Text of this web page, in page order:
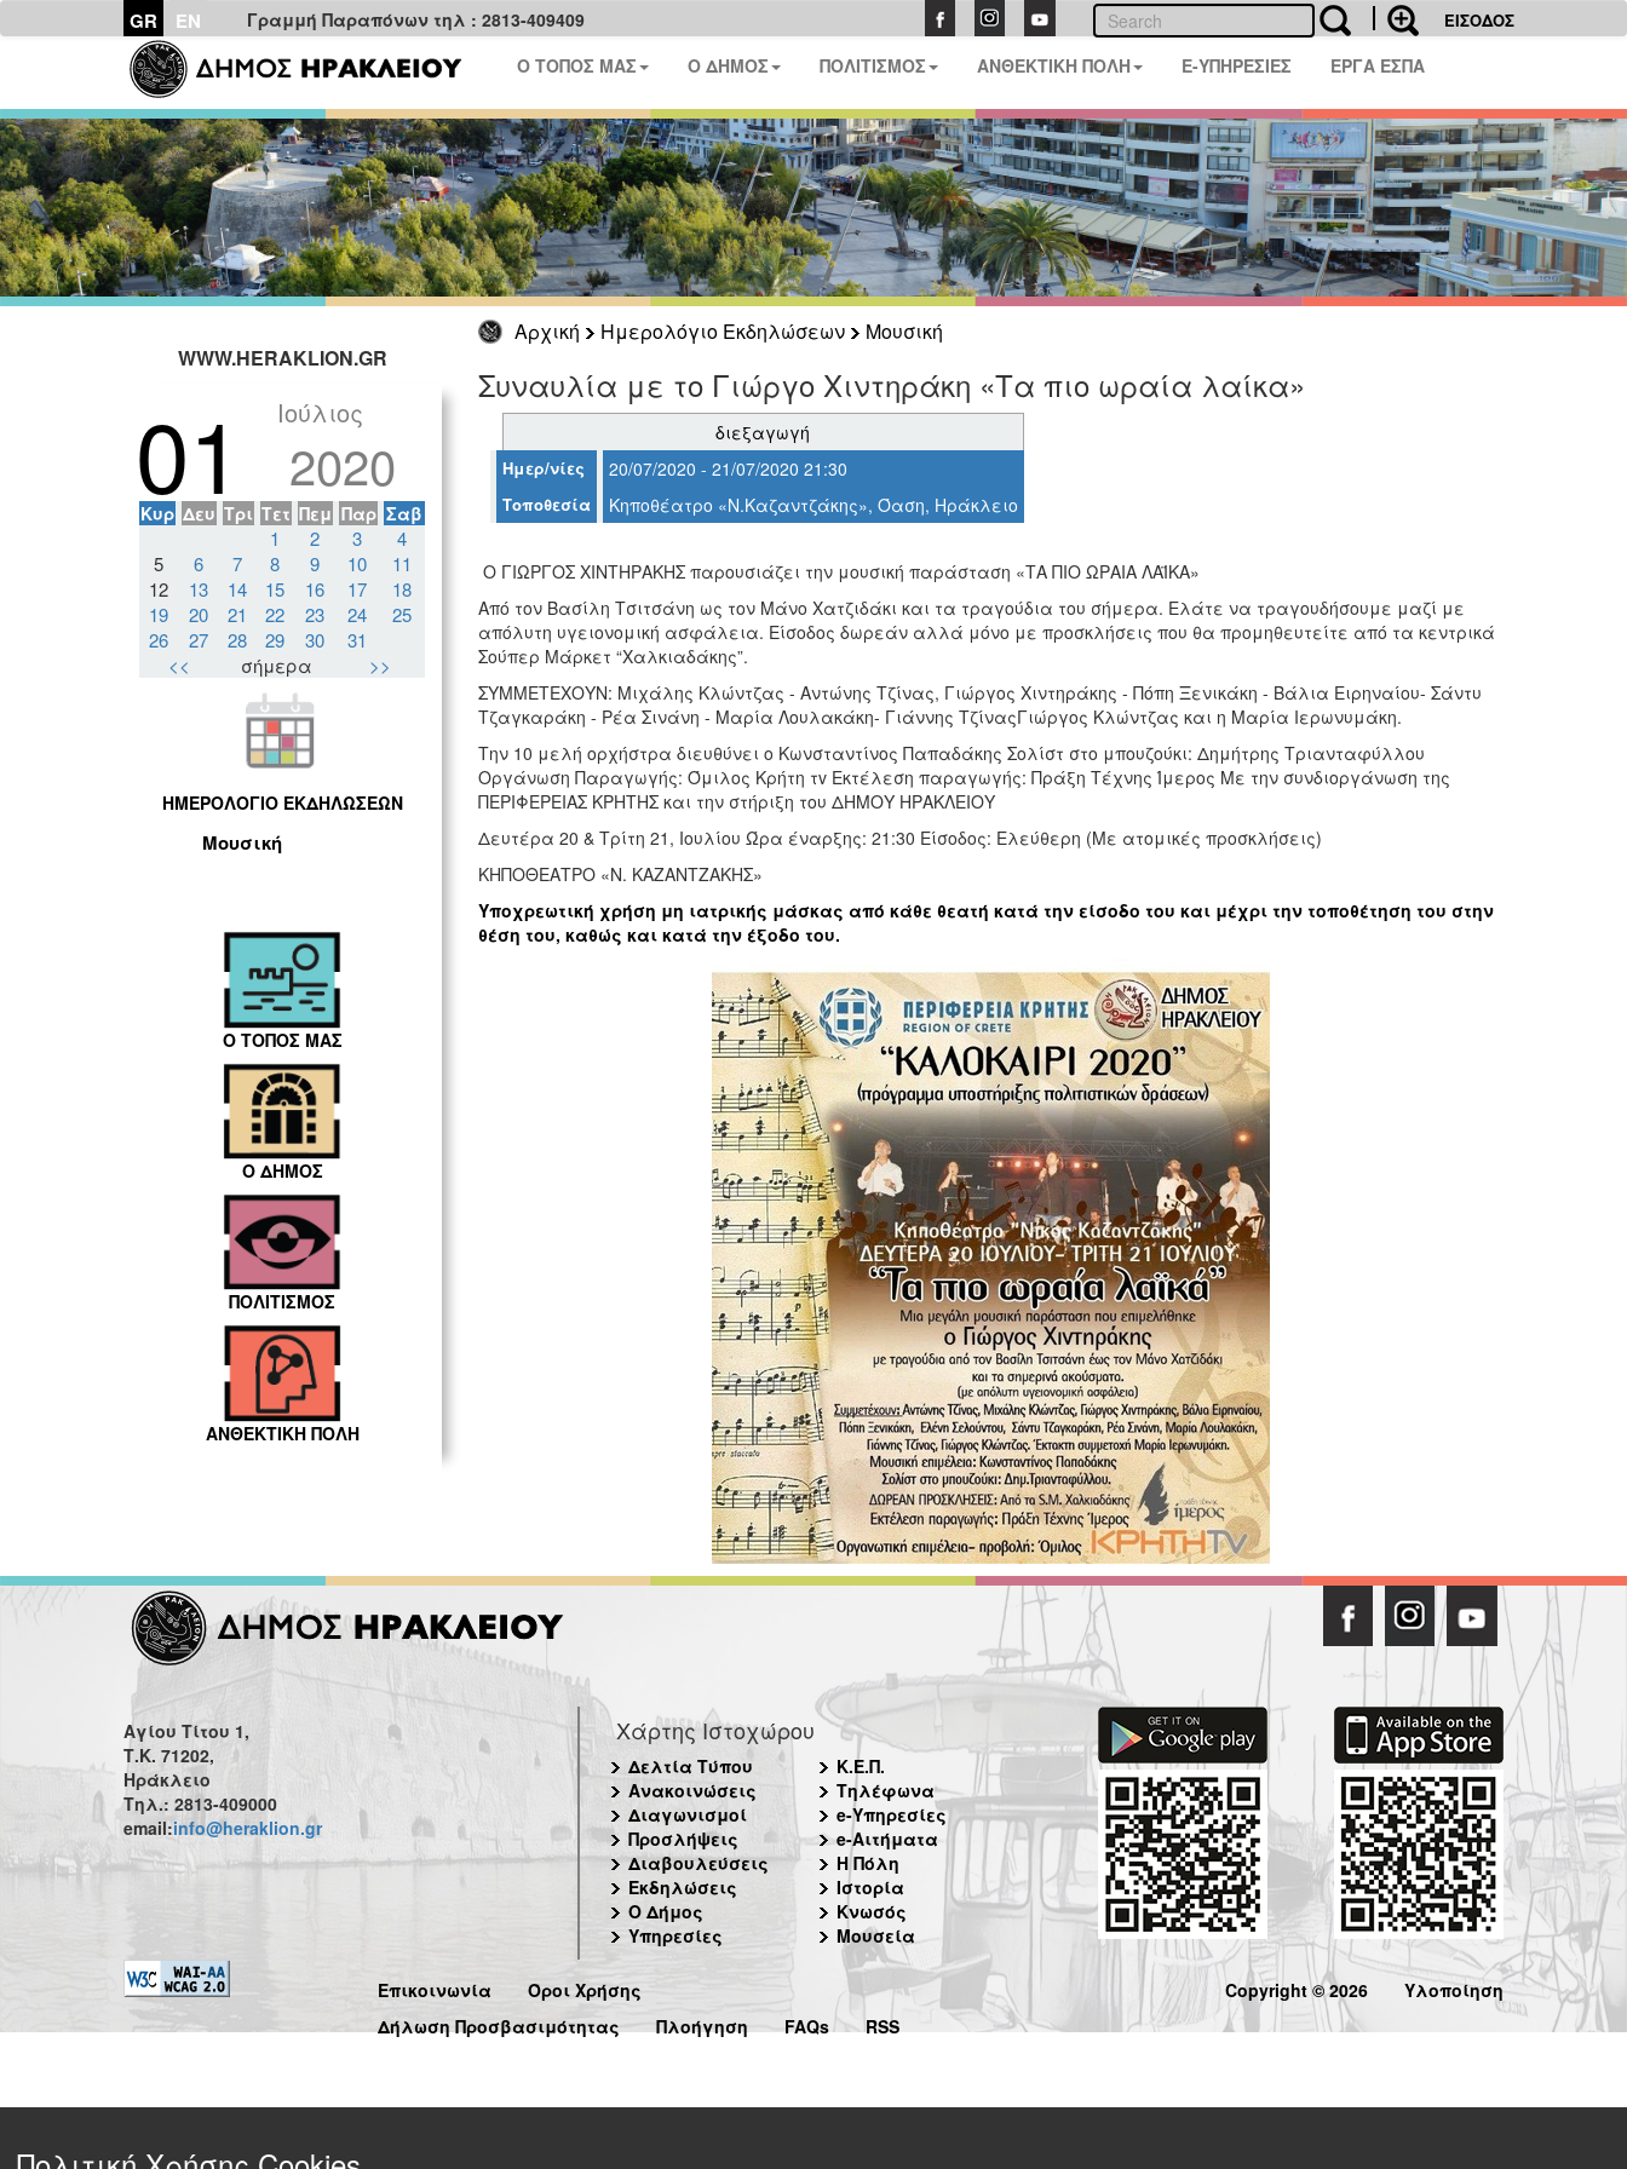
GR EN Γραμμή Παραπόνων τηλ : 2813-409409 ΕΙΣΟΔΟΣ
Ο ΤΟΠΟΣ ΜΑΣ Ο ΔΗΜΟΣ ΠΟΛΙΤΙΣΜΟΣ ΑΝΘΕΚΤΙΚΗ ΠΟΛΗ E-ΥΠΗΡΕΣΙΕΣ ΕΡΓΑ ΕΣΠΑ
Αρχική Ημερολόγιο Εκδηλώσεων
Μουσική
WWW.HERAKLION.GR
01 Ιούλιος
2020
Κυρ Δευ Τρι Τετ Πεμ Παρ Σαβ
1 2 3
4
5
6 7 8 9 10
11
12
13 14 15 16 17
18
19
20 21 22 23 24
25
26
27 28 29 30
31
<<
σήμερα >>
ΗΜΕΡΟΛΟΓΙΟ ΕΚΔΗΛΩΣΕΩΝ
Μουσική
Ο ΤΟΠΟΣ ΜΑΣ
Ο ΔΗΜΟΣ
ΠΟΛΙΤΙΣΜΟΣ
ΑΝΘΕΚΤΙΚΗ ΠΟΛΗ
Συναυλία με το Γιώργο Χιντηράκη «Τα πιο ωραία λαίκα»
διεξαγωγή
Ημερ/νίες 20/07/2020 - 21/07/2020 21:30
Τοποθεσία Κηποθέατρο «Ν.Καζαντζάκης», Όαση, Ηράκλειο
Ο ΓΙΩΡΓΟΣ ΧΙΝΤΗΡΑΚΗΣ παρουσιάζει την μουσική παράσταση «ΤΑ ΠΙΟ ΩΡΑΙΑ ΛΑΪΚΑ»
Από τον Βασίλη Τσιτσάνη ως τον Μάνο Χατζιδάκι και τα τραγούδια του σήμερα. Ελάτε να τραγουδήσουμε μαζί με
απόλυτη υγειονομική ασφάλεια. Είσοδος δωρεάν αλλά μόνο με προσκλήσεις που θα προμηθευτείτε από τα κεντρικά
Σούπερ Μάρκετ “Χαλκιαδάκης”.
ΣΥΜΜΕΤΕΧΟΥΝ: Μιχάλης Κλώντζας - Αντώνης Τζίνας, Γιώργος Χιντηράκης - Πόπη Ξενικάκη - Βάλια Ειρηναίου- Σάντυ
Τζαγκαράκη - Ρέα Σινάνη - Μαρία Λουλακάκη- Γιάννης ΤζίναςΓιώργος Κλώντζας και η Μαρία Ιερωνυμάκη.
Την 10 μελή ορχήστρα διευθύνει ο Κωνσταντίνος Παπαδάκης Σολίστ στο μπουζούκι: Δημήτρης Τριανταφύλλου
Οργάνωση Παραγωγής: Όμιλος Κρήτη τv Εκτέλεση παραγωγής: Πράξη Τέχνης Ίμερος Με την συνδιοργάνωση της
ΠΕΡΙΦΕΡΕΙΑΣ ΚΡΗΤΗΣ και την στήριξη του ΔΗΜΟΥ ΗΡΑΚΛΕΙΟΥ
Δευτέρα 20 & Τρίτη 21, Ιουλίου Ώρα έναρξης: 21:30 Είσοδος: Ελεύθερη (Με ατομικές προσκλήσεις)
ΚΗΠΟΘΕΑΤΡΟ «Ν. ΚΑΖΑΝΤΖΑΚΗΣ»
Υποχρεωτική χρήση μη ιατρικής μάσκας από κάθε θεατή κατά την είσοδο του και μέχρι την τοποθέτηση του στην
θέση του, καθώς και κατά την έξοδο του.
Αγίου Τίτου 1,
Τ.Κ. 71202,
Ηράκλειο
Τηλ.: 2813-409000
email:info@heraklion.gr
Χάρτης Ιστοχώρου
Δελτία Τύπου
Ανακοινώσεις
Διαγωνισμοί
Προσλήψεις
Διαβουλεύσεις
Εκδηλώσεις
Ο Δήμος
Υπηρεσίες
Κ.Ε.Π.
Τηλέφωνα
e-Υπηρεσίες
e-Αιτήματα
Η Πόλη
Ιστορία
Κνωσός
Μουσεία
Επικοινωνία
Όροι Χρήσης
Δήλωση Προσβασιμότητας
Πλοήγηση FAQs RSS
Copyright © 2026 Υλοποίηση